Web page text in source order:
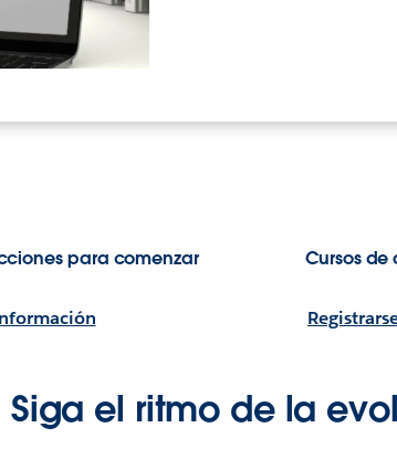
para comenzar Cursos
Siga el ritmo de la